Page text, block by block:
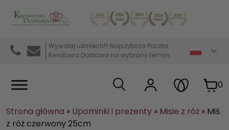
Kwiaciarnia internetowa Kwiatowa Dostawa
Wywołaj uśmiech!!! Najszybsza Poczta.
Kwiatowa Dostawa na wybrany termin.
0
Strona główna » Upominki i prezenty » Misie z róż » Miś
z róż czerwony 25cm